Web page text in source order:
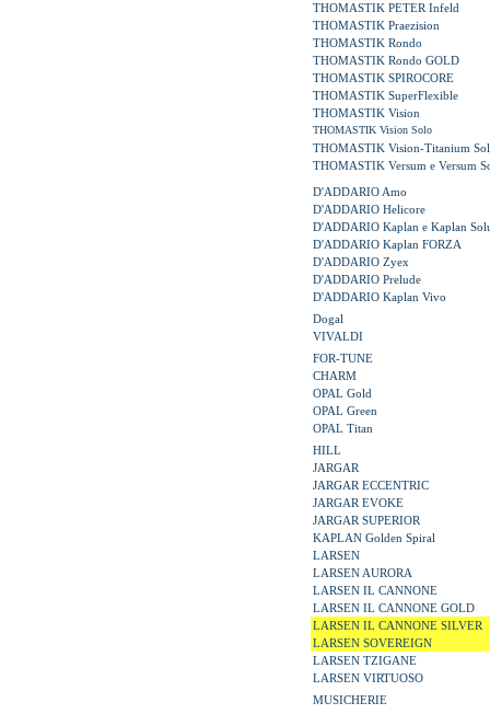
THOMASTIK PETER Infeld
THOMASTIK Praezision
THOMASTIK Rondo
THOMASTIK Rondo GOLD
THOMASTIK SPIROCORE
THOMASTIK SuperFlexible
THOMASTIK Vision
THOMASTIK Vision Solo
THOMASTIK Vision-Titanium
THOMASTIK Versum e Versum
D'ADDARIO Amo
D'ADDARIO Helicore
D'ADDARIO Kaplan e Kaplan
D'ADDARIO Kaplan FORZA
D'ADDARIO Zyex
D'ADDARIO Prelude
D'ADDARIO Kaplan Vivo
Dogal
VIVALDI
FOR-TUNE
CHARM
OPAL Gold
OPAL Green
OPAL Titan
HILL
JARGAR
JARGAR ECCENTRIC
JARGAR EVOKE
JARGAR SUPERIOR
KAPLAN Golden Spiral
LARSEN
LARSEN AURORA
LARSEN IL CANNONE
LARSEN IL CANNONE GOLD
LARSEN IL CANNONE SILVER
LARSEN SOVEREIGN
LARSEN TZIGANE
LARSEN VIRTUOSO
MUSICHERIE